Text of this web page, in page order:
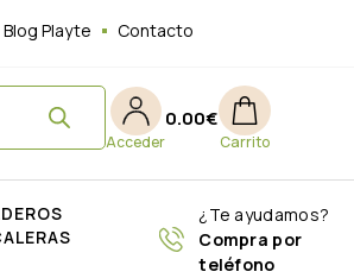
Blog Playte Contacto
0.00€
¿Te ayudamos?
Compra por
teléfono